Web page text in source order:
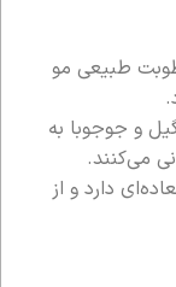
طبیعی مو
و جوجوبا به
می‌کنند.
دارد و از